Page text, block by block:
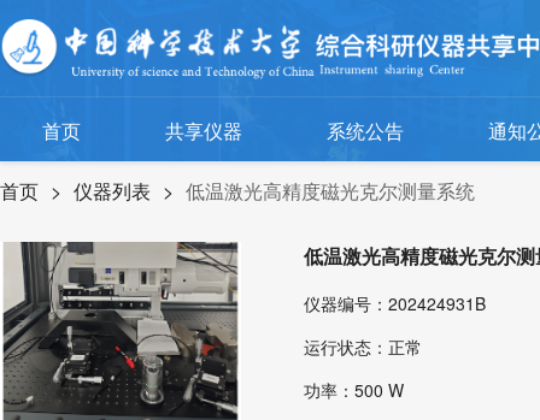
首页 共享仪器 系统公告 通知
首页 > 仪器列表 > 低温激光高精度磁光克尔测量系统
低温激光高精度磁光克尔
仪器编号：202424931B
运行状态：正常
功率：500 W